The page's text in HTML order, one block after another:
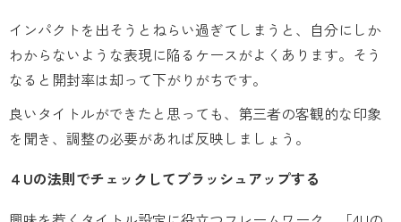
インパクトを出そうとねらい過ぎてしまうと、自分にしか
わからないような表現に陥るケースがよくあります。そう
なると開封率は却って下がりがちです。
良いタイトルができたと思っても、第三者の客観的な印象
を聞き、調整の必要があれば反映しましょう。
４Uの法則でチェックしてブラッシュアップする